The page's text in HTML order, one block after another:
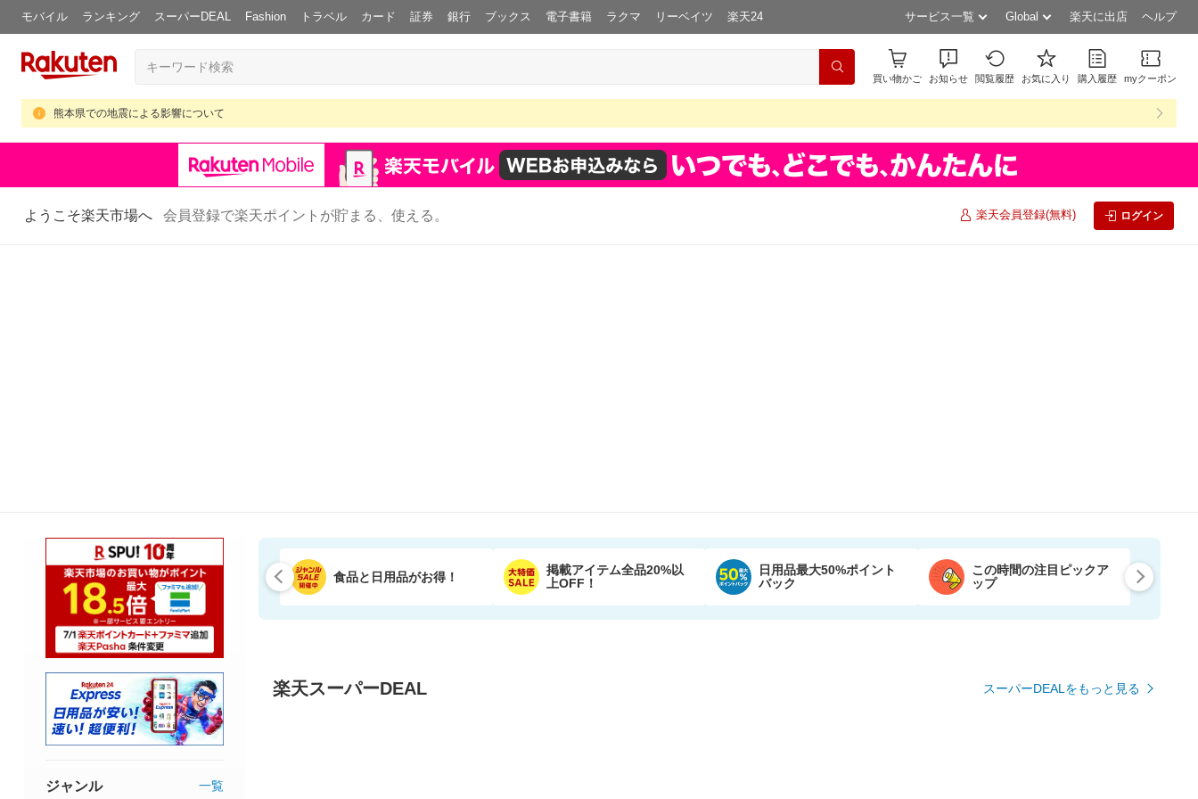
モバイル ランキング スーパーDEAL Fashion トラベル カード 証券 銀行 ブックス 電子書籍 ラクマ リーベイツ 楽天24 サービス一覧 Global 楽天に出店 ヘルプ
買い物かご お知らせ 閲覧履歴 お気に入り 購入履歴 myクーポン
熊本県での地震による影響について
ようこそ楽天市場へ 会員登録で楽天ポイントが貯まる、使える。 楽天会員登録(無料) ログイン
食品と日用品がお得！
掲載アイテム全品20%以
上OFF！
日用品最大50%ポイント
バック
この時間の注目ピックア
ップ
楽天スーパーDEAL スーパーDEALをもっと見る
ジャンル 一覧